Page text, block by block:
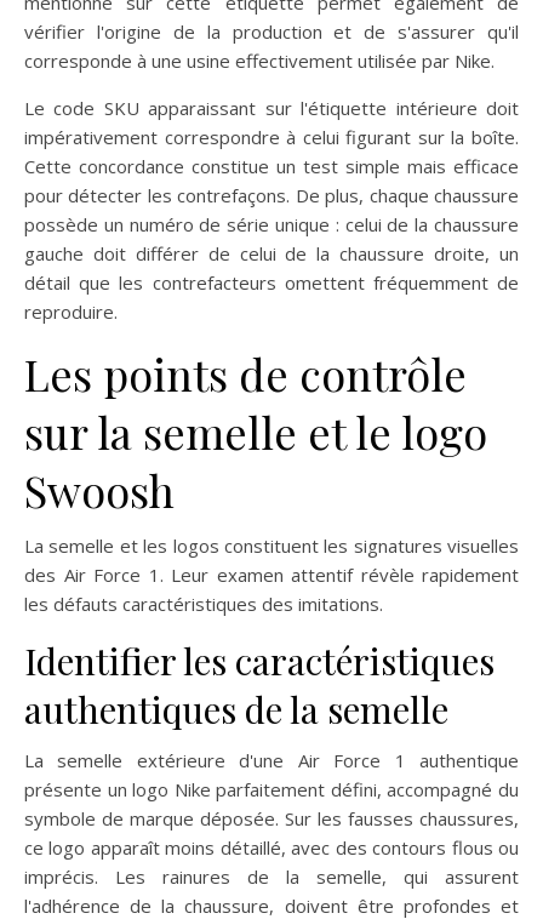
vérifier l'origine de la production et de s'assurer qu'il
corresponde à une usine effectivement utilisée par Nike.
Le code SKU apparaissant sur l'étiquette intérieure doit
impérativement correspondre à celui figurant sur la boîte.
Cette concordance constitue un test simple mais efficace
pour détecter les contrefaçons. De plus, chaque chaussure
possède un numéro de série unique : celui de la chaussure
gauche doit différer de celui de la chaussure droite, un
détail que les contrefacteurs omettent fréquemment de
reproduire.
Les points de contrôle
sur la semelle et le logo
Swoosh
La semelle et les logos constituent les signatures visuelles
des Air Force 1. Leur examen attentif révèle rapidement
les défauts caractéristiques des imitations.
Identifier les caractéristiques
authentiques de la semelle
La semelle extérieure d'une Air Force 1 authentique
présente un logo Nike parfaitement défini, accompagné du
symbole de marque déposée. Sur les fausses chaussures,
ce logo apparaît moins détaillé, avec des contours flous ou
imprécis. Les rainures de la semelle, qui assurent
l'adhérence de la chaussure, doivent être profondes et